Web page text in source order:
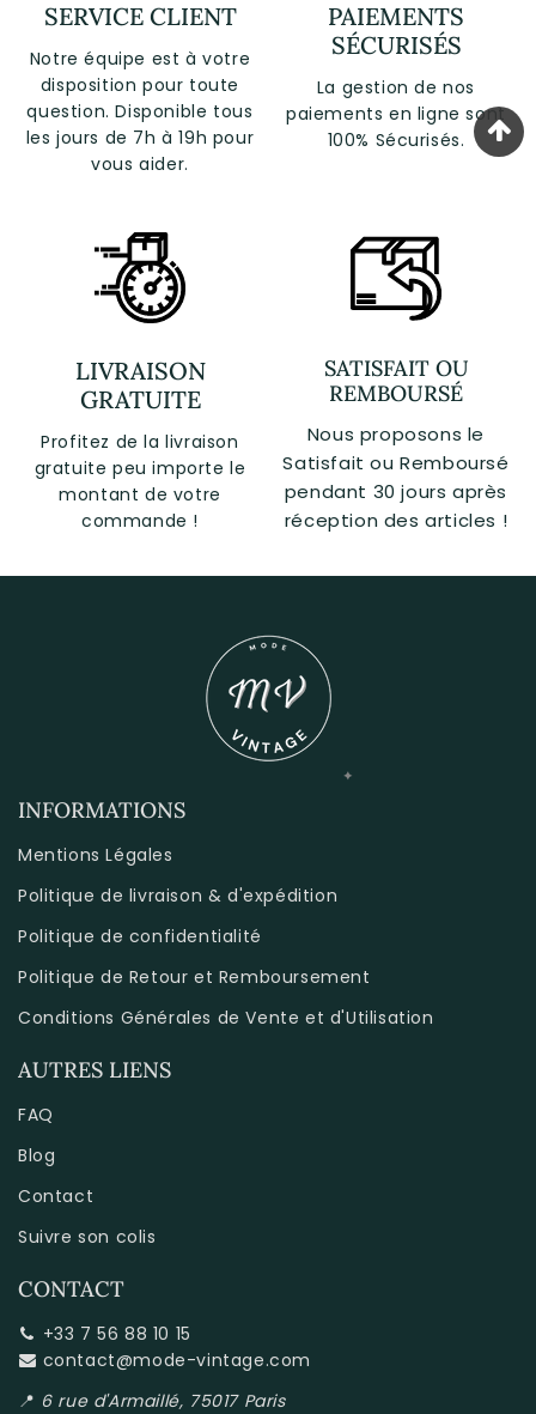
SERVICE CLIENT
Notre équipe est à votre
disposition pour toute
question. Disponible tous
les jours de 7h à 19h pour
vous aider.
PAIEMENTS
SÉCURISÉS
La gestion de nos
paiements en ligne sont
100% Sécurisés.
LIVRAISON
GRATUITE
Profitez de la livraison
gratuite peu importe le
montant de votre
commande !
SATISFAIT OU
REMBOURSÉ
Nous proposons le
Satisfait ou Remboursé
pendant 30 jours après
réception des articles !
INFORMATIONS
Mentions Légales
Politique de livraison & d'expédition
Politique de confidentialité
Politique de Retour et Remboursement
Conditions Générales de Vente et d'Utilisation
AUTRES LIENS
FAQ
Blog
Contact
Suivre son colis
CONTACT
+33 7 56 88 10 15
contact@mode-vintage.com
📍 6 rue d'Armaillé, 75017 Paris